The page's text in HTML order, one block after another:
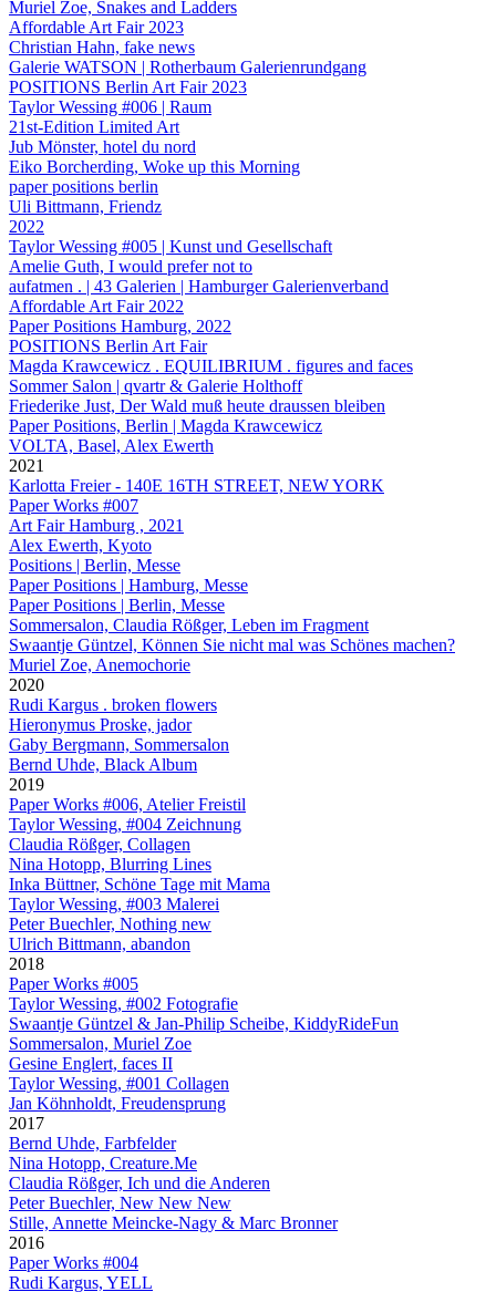
Muriel Zoe, Snakes and Ladders
Affordable Art Fair 2023
Christian Hahn, fake news
Galerie WATSON | Rotherbaum Galerienrundgang
POSITIONS Berlin Art Fair 2023
Taylor Wessing #006 | Raum
21st-Edition Limited Art
Jub Mönster, hotel du nord
Eiko Borcherding, Woke up this Morning
paper positions berlin
Uli Bittmann, Friendz
2022
Taylor Wessing #005 | Kunst und Gesellschaft
Amelie Guth, I would prefer not to
aufatmen . | 43 Galerien | Hamburger Galerienverband
Affordable Art Fair 2022
Paper Positions Hamburg, 2022
POSITIONS Berlin Art Fair
Magda Krawcewicz . EQUILIBRIUM . figures and faces
Sommer Salon | qvartr & Galerie Holthoff
Friederike Just, Der Wald muß heute draussen bleiben
Paper Positions, Berlin | Magda Krawcewicz
VOLTA, Basel, Alex Ewerth
2021
Karlotta Freier - 140E 16TH STREET, NEW YORK
Paper Works #007
Art Fair Hamburg , 2021
Alex Ewerth, Kyoto
Positions | Berlin, Messe
Paper Positions | Hamburg, Messe
Paper Positions | Berlin, Messe
Sommersalon, Claudia Rößger, Leben im Fragment
Swaantje Güntzel, Können Sie nicht mal was Schönes machen?
Muriel Zoe, Anemochorie
2020
Rudi Kargus . broken flowers
Hieronymus Proske, jador
Gaby Bergmann, Sommersalon
Bernd Uhde, Black Album
2019
Paper Works #006, Atelier Freistil
Taylor Wessing, #004 Zeichnung
Claudia Rößger, Collagen
Nina Hotopp, Blurring Lines
Inka Büttner, Schöne Tage mit Mama
Taylor Wessing, #003 Malerei
Peter Buechler, Nothing new
Ulrich Bittmann, abandon
2018
Paper Works #005
Taylor Wessing, #002 Fotografie
Swaantje Güntzel & Jan-Philip Scheibe, KiddyRideFun
Sommersalon, Muriel Zoe
Gesine Englert, faces II
Taylor Wessing, #001 Collagen
Jan Köhnholdt, Freudensprung
2017
Bernd Uhde, Farbfelder
Nina Hotopp, Creature.Me
Claudia Rößger, Ich und die Anderen
Peter Buechler, New New New
Stille, Annette Meincke-Nagy & Marc Bronner
2016
Paper Works #004
Rudi Kargus, YELL